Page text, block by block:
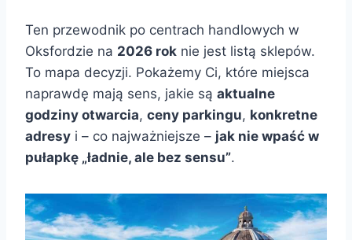
Ten przewodnik po centrach handlowych w
Oksfordzie na 2026 rok nie jest listą sklepów.
To mapa decyzji. Pokażemy Ci, które miejsca
naprawdę mają sens, jakie są aktualne
godziny otwarcia, ceny parkingu, konkretne
adresy i – co najważniejsze – jak nie wpaść w
pułapkę „ładnie, ale bez sensu”.